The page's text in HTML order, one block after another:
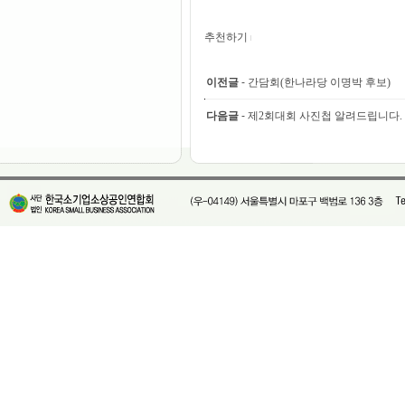
추천하기
이전글 - 간담회(한나라당 이명박 후보)
다음글 - 제2회대회 사진첩 알려드립니다.